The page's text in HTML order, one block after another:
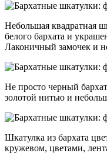
Небольшая квадратная
белого бархата и
Лаконичный замочек и
Не просто черный
золотой нитью и
Шкатулка из бархата
кружевом, цветами,